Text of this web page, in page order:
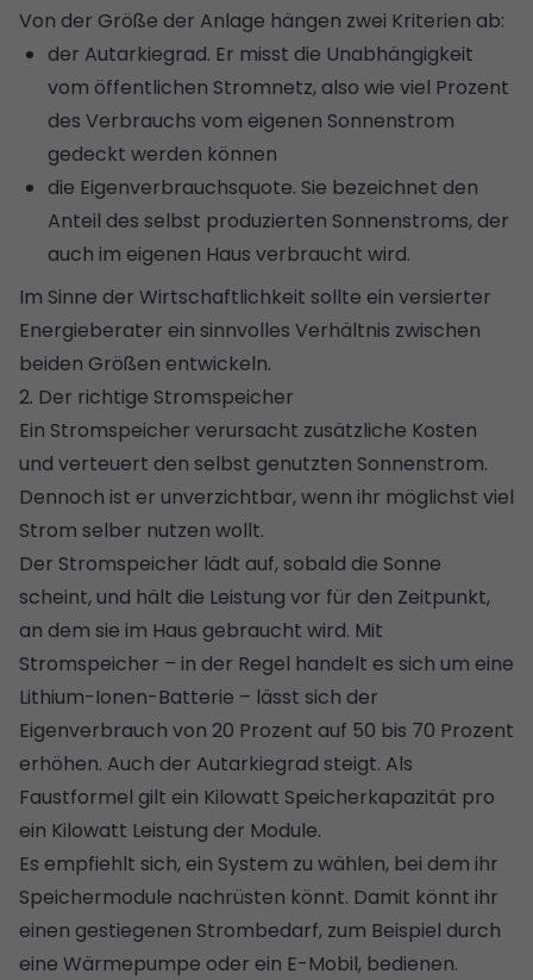
Von der Größe der Anlage hängen zwei Kriterien ab:
der Autarkiegrad. Er misst die Unabhängigkeit
vom öffentlichen Stromnetz, also wie viel Prozent
des Verbrauchs vom eigenen Sonnenstrom
gedeckt werden können
die Eigenverbrauchsquote. Sie bezeichnet den
Anteil des selbst produzierten Sonnenstroms, der
auch im eigenen Haus verbraucht wird.
Im Sinne der Wirtschaftlichkeit sollte ein versierter
Energieberater ein sinnvolles Verhältnis zwischen
beiden Größen entwickeln.
2. Der richtige Stromspeicher
Ein Stromspeicher verursacht zusätzliche Kosten
und verteuert den selbst genutzten Sonnenstrom.
Dennoch ist er unverzichtbar, wenn ihr möglichst viel
Strom selber nutzen wollt.
Der Stromspeicher lädt auf, sobald die Sonne
scheint, und hält die Leistung vor für den Zeitpunkt,
an dem sie im Haus gebraucht wird. Mit
Stromspeicher – in der Regel handelt es sich um eine
Lithium-Ionen-Batterie – lässt sich der
Eigenverbrauch von 20 Prozent auf 50 bis 70 Prozent
erhöhen. Auch der Autarkiegrad steigt. Als
Faustformel gilt ein Kilowatt Speicherkapazität pro
ein Kilowatt Leistung der Module.
Es empfiehlt sich, ein System zu wählen, bei dem ihr
Speichermodule nachrüsten könnt. Damit könnt ihr
einen gestiegenen Strombedarf, zum Beispiel durch
eine Wärmepumpe oder ein E-Mobil, bedienen.